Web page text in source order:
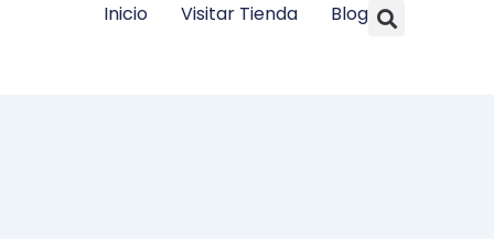
Inicio Visitar Tienda Blog Search